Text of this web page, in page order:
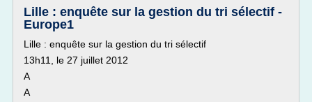
Lille : enquête sur la gestion du tri sélectif -
Europe1
Lille : enquête sur la gestion du tri sélectif
13h11, le 27 juillet 2012
A
A